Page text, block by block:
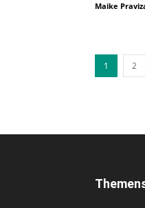
Maike
1 2